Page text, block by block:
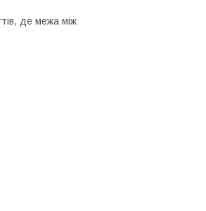
де межа між